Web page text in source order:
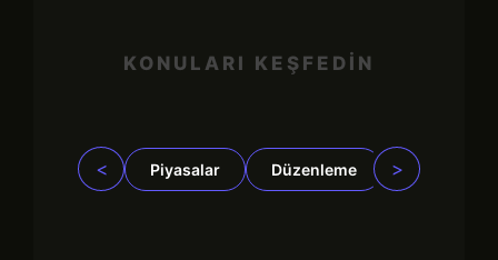
KONULARI KEŞFEDİN
< Piyasalar Düzenleme İşletmeler
>